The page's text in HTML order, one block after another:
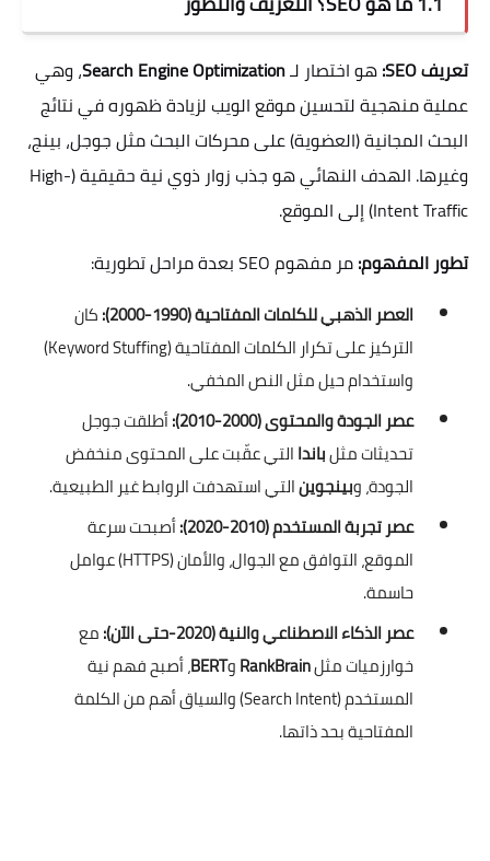
تعريف SEO: هو اختصار لـSearch Engine Optimization، وهي
عملية منهجية لتحسين موقع الويب لزيادة ظهوره في نتائج
البحث المجانية (العضوية) على محركات البحث مثل جوجل، بينج،
وغيرها. الهدف النهائي هو جذب زوار ذوي نية حقيقية (High-
Intent Traffic) إلى الموقع.
تطور المفهوم:مر مفهوم SEO بعدة مراحل تطورية:
العصر الذهبي للكلمات المفتاحية (1990-2000):
كان
التركيز على تكرار الكلمات المفتاحية (Keyword Stuffing)
واستخدام حيل مثل النص المخفي.
عصر الجودة والمحتوى (2000-2010):
أطلقت جوجل
تحديثات مثلبانداالتي عقّبت على المحتوى منخفض
الجودة، وبينجوينالتي استهدفت الروابط غير الطبيعية.
عصر تجربة المستخدم (2010-2020):
أصبحت سرعة
الموقع، التوافق مع الجوال، والأمان (HTTPS) عوامل
حاسمة.
عصر الذكاء الاصطناعي والنية (2020-حتى الآن):
مع
خوارزميات مثلRankBrainوBERT، أصبح فهم نية
المستخدم (Search Intent) والسياق أهم من الكلمة
المفتاحية بحد ذاتها.